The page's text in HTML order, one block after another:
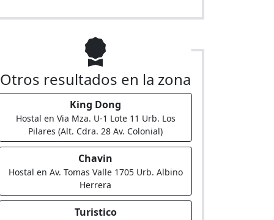
Otros resultados en la zona
King Dong
Hostal en Via Mza. U-1 Lote 11 Urb. Los
Pilares (Alt. Cdra. 28 Av. Colonial)
Chavin
Hostal en Av. Tomas Valle 1705 Urb. Albino
Herrera
Turistico